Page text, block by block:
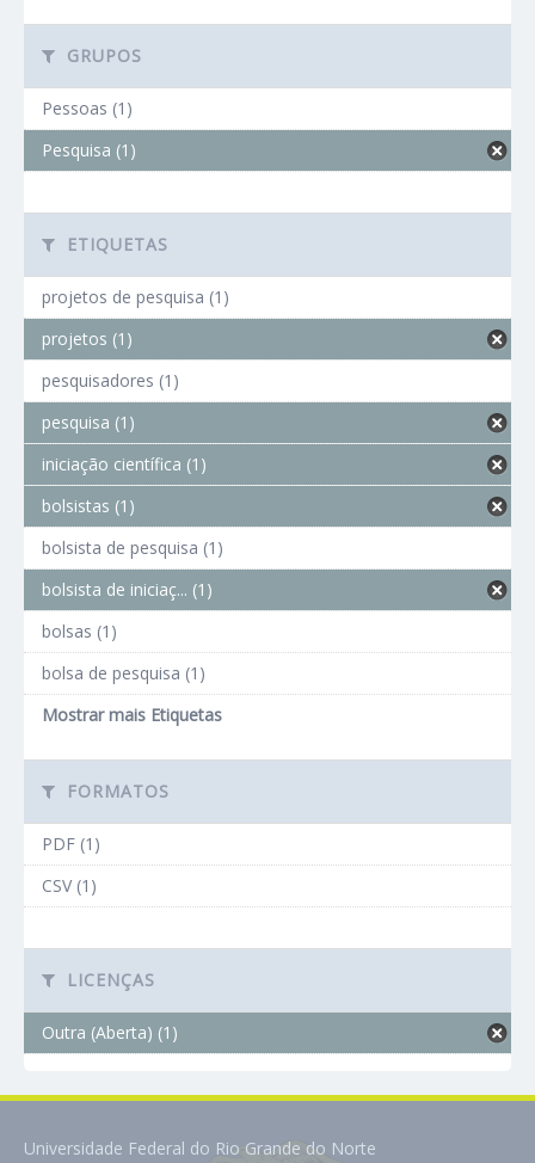
GRUPOS
Pessoas (1)
Pesquisa (1)
ETIQUETAS
projetos de pesquisa (1)
projetos (1)
pesquisadores (1)
pesquisa (1)
iniciação científica (1)
bolsistas (1)
bolsista de pesquisa (1)
bolsista de iniciaç... (1)
bolsas (1)
bolsa de pesquisa (1)
Mostrar mais Etiquetas
FORMATOS
PDF (1)
CSV (1)
LICENÇAS
Outra (Aberta) (1)
Universidade Federal do Rio Grande do Norte